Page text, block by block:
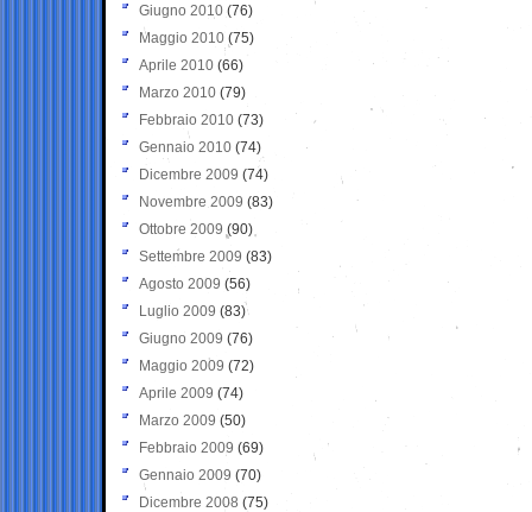
Giugno 2010 (76)
Maggio 2010 (75)
Aprile 2010 (66)
Marzo 2010 (79)
Febbraio 2010 (73)
Gennaio 2010 (74)
Dicembre 2009 (74)
Novembre 2009 (83)
Ottobre 2009 (90)
Settembre 2009 (83)
Agosto 2009 (56)
Luglio 2009 (83)
Giugno 2009 (76)
Maggio 2009 (72)
Aprile 2009 (74)
Marzo 2009 (50)
Febbraio 2009 (69)
Gennaio 2009 (70)
Dicembre 2008 (75)